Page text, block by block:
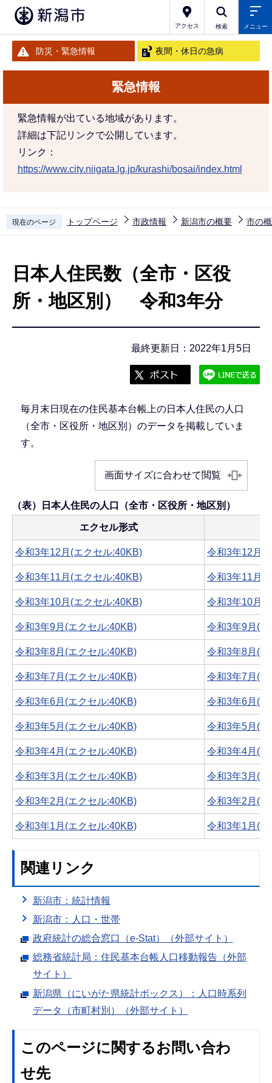
アクセス 検索 メニュー
防災・緊急情報 夜間・休日の急病
緊急情報
緊急情報が出ている地域があります。
詳細は下記リンクで公開しています。
リンク：
https://www.city.niigata.lg.jp/kurashi/bosai/index.html
現在のページ トップページ 市政情報 新潟市の概要 市の
日本人住民数（全市・区役
所・地区別） 令和3年分
最終更新日：2022年1月5日
毎月末日現在の住民基本台帳上の日本人住民の人口
（全市・区役所・地区別）のデータを掲載していま
す。
画面サイズに合わせて閲覧
（表）日本人住民の人口（全市・区役所・地区別）
エクセル形式
令和3年12月(エクセル:40KB) 令和3年12月
令和3年11月(エクセル:40KB) 令和3年11月
令和3年10月(エクセル:40KB) 令和3年10月
令和3年9月(エクセル:40KB) 令和3年9月
令和3年8月(エクセル:40KB) 令和3年8月
令和3年7月(エクセル:40KB) 令和3年7月
令和3年6月(エクセル:40KB) 令和3年6月
令和3年5月(エクセル:40KB) 令和3年5月
令和3年4月(エクセル:40KB) 令和3年4月
令和3年3月(エクセル:40KB) 令和3年3月
令和3年2月(エクセル:40KB) 令和3年2月
令和3年1月(エクセル:40KB) 令和3年1月
関連リンク
新潟市：統計情報
新潟市：人口・世帯
政府統計の総合窓口（e-Stat）（外部サイト）
総務省統計局：住民基本台帳人口移動報告（外部
サイト）
新潟県（にいがた県統計ボックス）：人口時系列
データ（市町村別）（外部サイト）
このページに関するお問い合わ
せ先